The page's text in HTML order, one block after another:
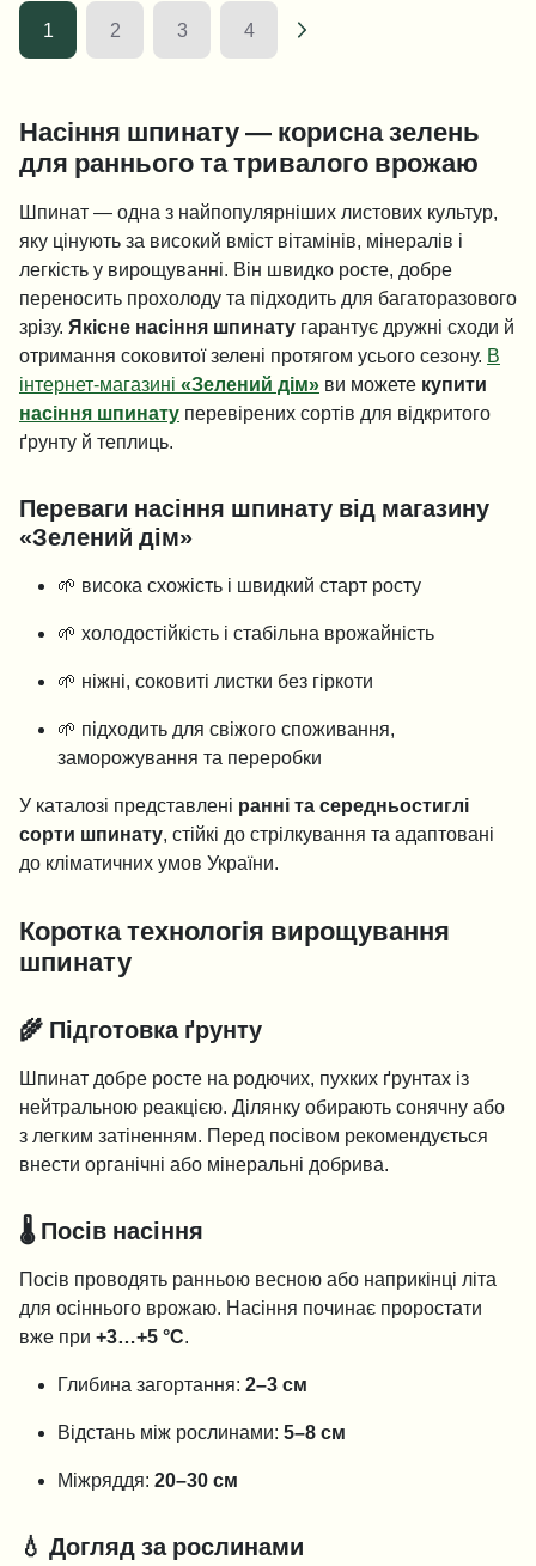
1 2 3 4
Насіння шпинату — корисна зелень
для раннього та тривалого врожаю
Шпинат — одна з найпопулярніших листових культур,
яку цінують за високий вміст вітамінів, мінералів і
легкість у вирощуванні. Він швидко росте, добре
переносить прохолоду та підходить для багаторазового
зрізу. Якісне насіння шпинату гарантує дружні сходи й
отримання соковитої зелені протягом усього сезону. В
інтернет-магазині «Зелений дім» ви можете купити
насіння шпинату перевірених сортів для відкритого
ґрунту й теплиць.
Переваги насіння шпинату від магазину
«Зелений дім»
🌱 висока схожість і швидкий старт росту
🌱 холодостійкість і стабільна врожайність
🌱 ніжні, соковиті листки без гіркоти
🌱 підходить для свіжого споживання,
заморожування та переробки
У каталозі представлені ранні та середньостиглі
сорти шпинату , стійкі до стрілкування та адаптовані
до кліматичних умов України.
Коротка технологія вирощування
шпинату
🌾 Підготовка ґрунту
Шпинат добре росте на родючих, пухких ґрунтах із
нейтральною реакцією. Ділянку обирають сонячну або
з легким затіненням. Перед посівом рекомендується
внести органічні або мінеральні добрива.
🌡️ Посів насіння
Посів проводять ранньою весною або наприкінці літа
для осіннього врожаю. Насіння починає проростати
вже при +3…+5 °C
Глибина загортання: 2–3 см
Відстань між рослинами: 5–8 см
Міжряддя: 20–30 см
💧 Догляд за рослинами